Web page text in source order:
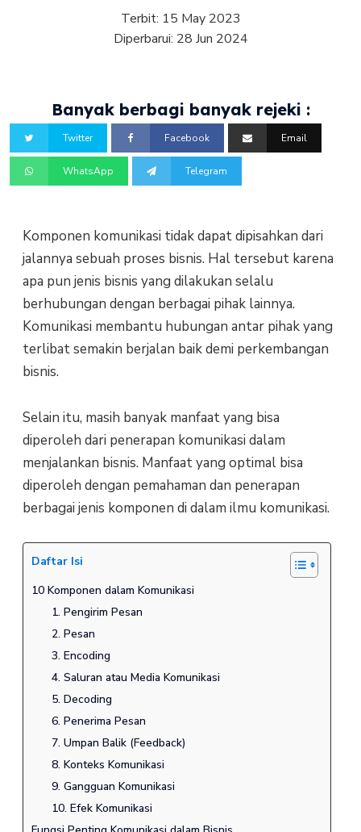
Terbit: 15 May 2023
Diperbarui: 28 Jun 2024
Banyak berbagi banyak rejeki :
Twitter Facebook Email
WhatsApp Telegram
Komponen komunikasi tidak dapat dipisahkan dari
jalannya sebuah proses bisnis. Hal tersebut karena
apa pun jenis bisnis yang dilakukan selalu
berhubungan dengan berbagai pihak lainnya.
Komunikasi membantu hubungan antar pihak yang
terlibat semakin berjalan baik demi perkembangan
bisnis.
Selain itu, masih banyak manfaat yang bisa
diperoleh dari penerapan komunikasi dalam
menjalankan bisnis. Manfaat yang optimal bisa
diperoleh dengan pemahaman dan penerapan
berbagai jenis komponen di dalam ilmu komunikasi.
Daftar Isi
10 Komponen dalam Komunikasi
1. Pengirim Pesan
2. Pesan
3. Encoding
4. Saluran atau Media Komunikasi
5. Decoding
6. Penerima Pesan
7. Umpan Balik (Feedback)
8. Konteks Komunikasi
9. Gangguan Komunikasi
10. Efek Komunikasi